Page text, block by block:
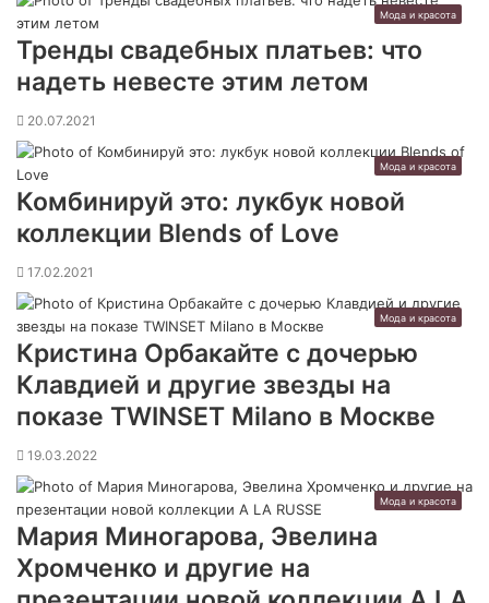
Мода и красота
Тренды свадебных платьев: что
надеть невесте этим летом
20.07.2021
Мода и красота
Комбинируй это: лукбук новой
коллекции Blends of Love
17.02.2021
Мода и красота
Кристина Орбакайте с дочерью
Клавдией и другие звезды на
показе TWINSET Milano в Москве
19.03.2022
Мода и красота
Мария Миногарова, Эвелина
Хромченко и другие на